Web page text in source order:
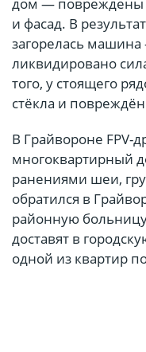
дом — повреждены
и фасад. В
загорелась
ликвидировано
того, у стоящего
стёкла и
В Грайвороне FPV-
многоквартирный
ранениями шеи,
обратился в
районную
доставят в
одной из квартир